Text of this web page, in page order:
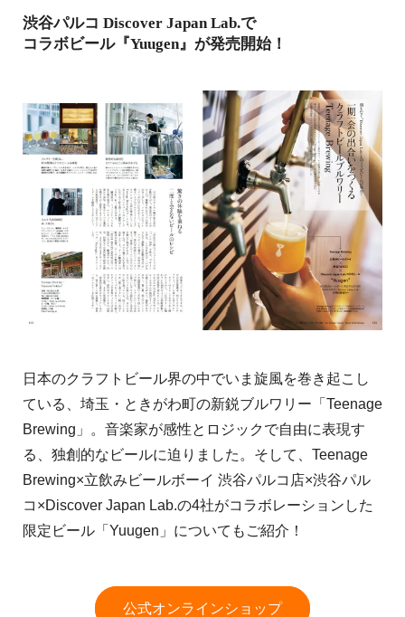
渋谷パルコ Discover Japan Lab.で
コラボビール『Yuugen』が発売開始！
日本のクラフトビール界の中でいま旋風を巻き起こし
ている、埼玉・ときがわ町の新鋭ブルワリー「Teenage
Brewing」。音楽家が感性とロジックで自由に表現す
る、独創的なビールに迫りました。そして、Teenage
Brewing×立飲みビールボーイ 渋谷パルコ店×渋谷パル
コ×Discover Japan Lab.の4社がコラボレーションした
限定ビール「Yuugen」についてもご紹介！
公式オンラインショップ